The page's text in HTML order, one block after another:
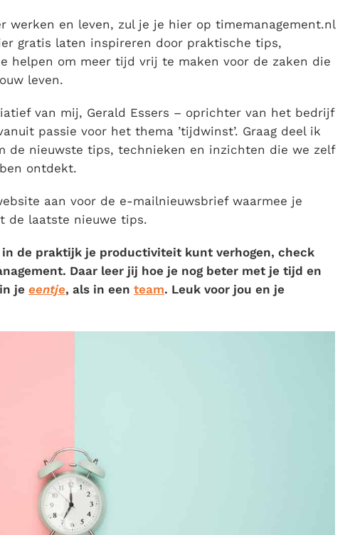
werken en leven, zul je je hier op timemanagement.nl
gratis laten inspireren door praktische tips,
helpen om meer tijd vrij te maken voor de zaken die
leven.
van mij, Gerald Essers – oprichter van het bedrijf
passie voor het thema ’tijdwinst’. Graag deel ik
de nieuwste tips, technieken en inzichten die we zelf
ontdekt.
aan voor de e-mailnieuwsbrief waarmee je
de laatste nieuwe tips.
de praktijk je productiviteit kunt verhogen, check
Daar leer jij hoe je nog beter met je tijd en
je eentje, als in een team. Leuk voor jou en je